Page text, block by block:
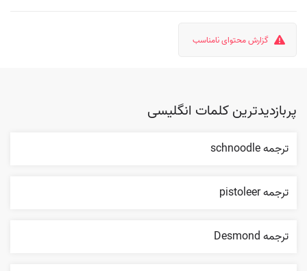
گزارش محتوای نامناسب
پربازدیدترین کلمات انگلیسی
ترجمه schnoodle
ترجمه pistoleer
ترجمه Desmond